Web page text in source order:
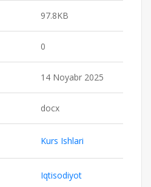
97.8KB
0
14 Noyabr 2025
docx
Kurs Ishlari
Iqtisodiyot